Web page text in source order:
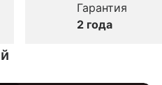
Гарантия
2 года